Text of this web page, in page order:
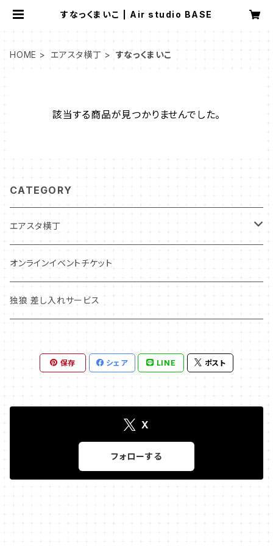
すなっくまいこ | Air studio BASE
HOME エアスタ横丁 すなっくまいこ
該当する商品が見つかりませんでした。
CATEGORY
エアスタ横丁
スナックまろん
すなっくまいこ
みよまるの しゃべくり☆NIGHT！！
1
さとかおの部屋
エッグスターファンミーティング
オンラインイベントチケット
独狼 差し入れサービス
保存 シェア LINE ポスト
X
フォローする